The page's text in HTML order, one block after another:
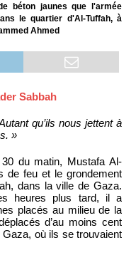
béton jaunes que l'armée
le quartier d'Al-Tuffah, à
Ahmed
Sabbah
qu’ils nous jettent à
»
du matin, Mustafa Al-
de feu et le grondement
dans la ville de Gaza.
heures plus tard, il a
placés au milieu de la
d’au moins cent
Gaza, où ils se trouvaient